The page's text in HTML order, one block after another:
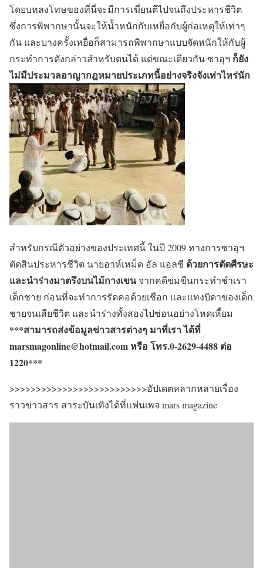
โดยบทลงโทษของที่นี่จะมีการเฆี่ยนตีไปจนถึงประหารชีวิต
ซึ่งการพิพากษานั้นจะให้น้ำหนักกับเหยื่อกับผู้ก่อเหตุให้เท่าๆ
กัน และบางครั้งเหยื่อก็สามารถพิพากษาแบบจัดหนักให้กับผู้
กระทำการดังกล่าวสำหรับตนได้ แต่ขณะเดียวกัน ซาอุฯ ก็ยัง
ไม่มีประมวลอาญากฎหมายประเภทนี้อย่างจริงจังเท่าไหร่นัก
สำหรับกรณีตัวอย่างของประเทศนี้ ในปี 2009 ทางการซาอุฯ
ตัดสินประหารชีวิต นายอาห์เหม็ด อัล แอลซี ด้วยการตัดศีรษะ
และนำร่างมาตรึงบนไม้กางเขนจากคดีข่มขืนกระทำชำเรา
เด็กชาย ก่อนที่จะทำการรัดคอด้วยเชือก และแทงบิดาของเด็ก
ชายจนเสียชีวิต และนำร่างทั้งสองไปซ่อนอย่างโหดเหี้ยม
***สามารถส่งข้อมูลข่าวสารต่างๆ มาที่เรา ได้ที่
marsmagonline@hotmail.com หรือ โทร.0-2629-4488 ต่อ
1220***
>>>>>>>>>>>>>>>>>>>>>>>>>>อัปเดตหลากหลายเรื่อง
ราวข่าวสาร สาระบันเทิงได้ที่แฟนเพจ mars magazine